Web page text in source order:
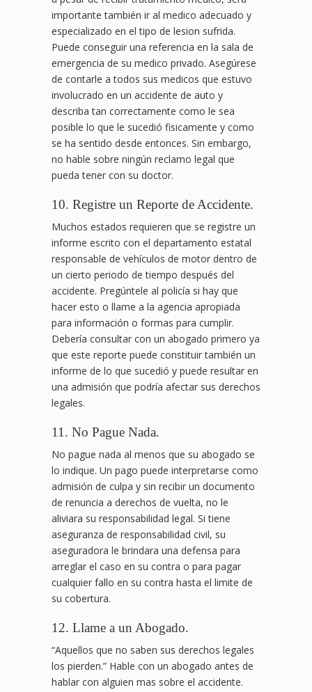
importante también ir al medico adecuado y
especializado en el tipo de lesion sufrida.
Puede conseguir una referencia en la sala de
emergencia de su medico privado. Asegúrese
de contarle a todos sus medicos que estuvo
involucrado en un accidente de auto y
describa tan correctamente como le sea
posible lo que le sucedió fisicamente y como
se ha sentido desde entonces. Sin embargo,
no hable sobre ningún reclamo legal que
pueda tener con su doctor.
10. Registre un Reporte de Accidente.
Muchos estados requieren que se registre un
informe escrito con el departamento estatal
responsable de vehículos de motor dentro de
un cierto periodo de tiempo después del
accidente. Pregúntele al policía si hay que
hacer esto o llame a la agencia apropiada
para información o formas para cumplir.
Debería consultar con un abogado primero ya
que este reporte puede constituir también un
informe de lo que sucedió y puede resultar en
una admisión que podría afectar sus derechos
legales.
11. No Pague Nada.
No pague nada al menos que su abogado se
lo indique. Un pago puede interpretarse como
admisión de culpa y sin recibir un documento
de renuncia a derechos de vuelta, no le
aliviara su responsabilidad legal. Si tiene
aseguranza de responsabilidad civil, su
aseguradora le brindara una defensa para
arreglar el caso en su contra o para pagar
cualquier fallo en su contra hasta el limite de
su cobertura.
12. Llame a un Abogado.
“Aquellos que no saben sus derechos legales
los pierden.” Hable con un abogado antes de
hablar con alguien mas sobre el accidente.